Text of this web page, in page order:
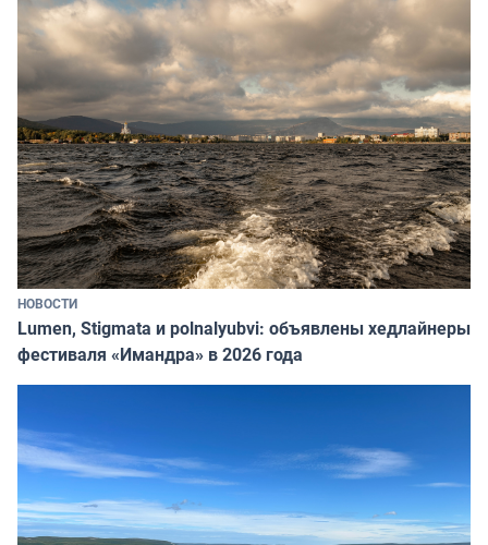
НОВОСТИ
Lumen, Stigmata и polnalyubvi: объявлены хедлайнеры
фестиваля «Имандра» в 2026 года